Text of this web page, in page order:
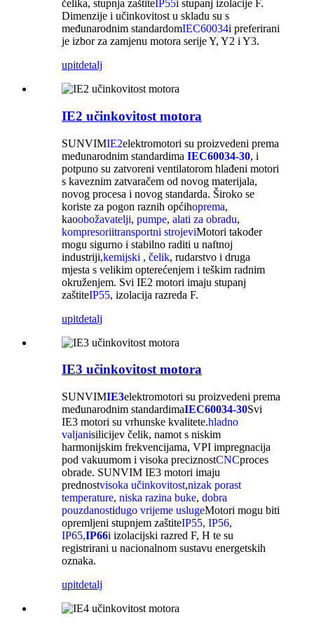
čelika, stupnja zaštiteIP55i stupanj izolacije F.
Dimenzije i učinkovitost u skladu su s
međunarodnim standardomIEC60034i preferirani
je izbor za zamjenu motora serije Y, Y2 i Y3.
upitdetalj
IE2 učinkovitost motora
SUNVIMIE2elektromotori su proizvedeni prema
međunarodnim standardima IEC60034-30, i
potpuno su zatvoreni ventilatorom hlađeni motori
s kaveznim zatvaračem od novog materijala,
novog procesa i novog standarda. Široko se
koriste za pogon raznih općihoprema,
kaoobožavatelji, pumpe, alati za obradu,
kompresoriitransportni strojeviMotori također
mogu sigurno i stabilno raditi u naftnoj
industriji,kemijski , čelik, rudarstvo i druga
mjesta s velikim opterećenjem i teškim radnim
okruženjem. Svi IE2 motori imaju stupanj
zaštiteIP55, izolacija razreda F.
upitdetalj
IE3 učinkovitost motora
SUNVIMIE3elektromotori su proizvedeni prema
međunarodnim standardimaIEC60034-30Svi
IE3 motori su vrhunske kvalitete.hladno
valjanisilicijev čelik, namot s niskim
harmonijskim frekvencijama, VPI impregnacija
pod vakuumom i visoka preciznostCNCproces
obrade. SUNVIM IE3 motori imaju
prednostvisoka učinkovitost,nizak porast
temperature, niska razina buke, dobra
pouzdanostidugo vrijeme uslugeMotori mogu biti
opremljeni stupnjem zaštiteIP55, IP56,
IP65,IP66i izolacijski razred F, H te su
registrirani u nacionalnom sustavu energetskih
oznaka.
upitdetalj